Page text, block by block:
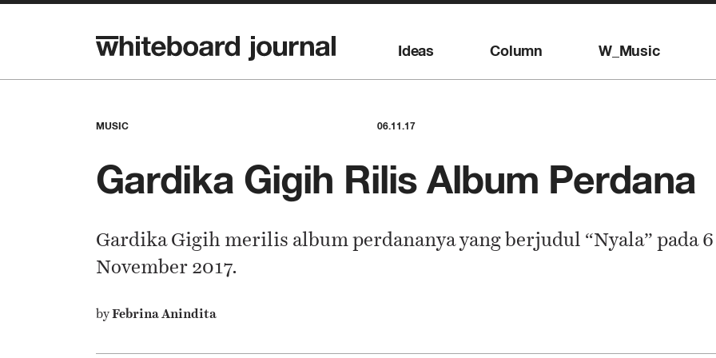
Ideas Column W_Music
MUSIC 06.11.17
Gardika Gigih Rilis Album Perdana
Gardika Gigih merilis album perdananya yang berjudul “Nyala” pada 6
November 2017.
byFebrina Anindita